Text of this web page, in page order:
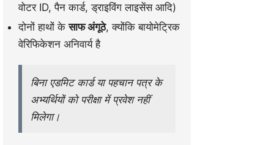
वोटर ID, पैन कार्ड, ड्राइविंग लाइसेंस आदि)
दोनों हाथों केसाफ अंगूठे, क्योंकि बायोमेट्रिक
वेरिफिकेशन अनिवार्य है
बिना एडमिट कार्ड या पहचान पत्र के
अभ्यर्थियों को परीक्षा में प्रवेश नहीं
मिलेगा।